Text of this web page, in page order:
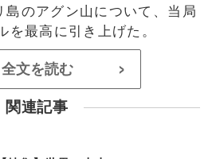
島のアグン山について、当局
を最高に引き上げた。
全文を読む >
関連記事